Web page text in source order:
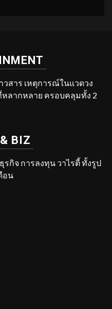
สาร เหตุการณ์ในแวดวง
ลากหลาย ครอบคลุมทั้ง 2
BIZ
รกิจ การลงทุน วาไรตี้ ทั้งรูป
อน